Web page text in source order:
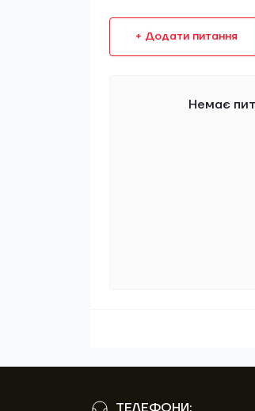
+ Додати питання
Немає
ТЕЛЕФОНИ: